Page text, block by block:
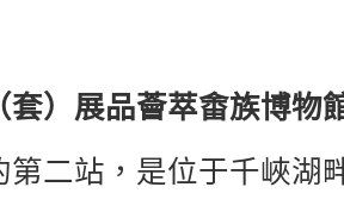
套）展品薈萃畬族博物
第二站，是位于千峽湖